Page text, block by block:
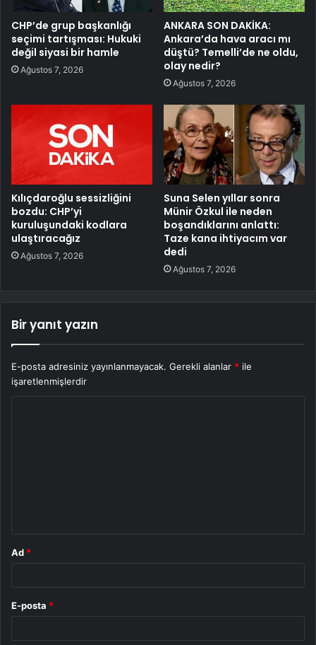
CHP’de grup başkanlığı
seçimi tartışması: Hukuki
değil siyasi bir hamle
Ağustos 7, 2026
ANKARA SON DAKİKA:
Ankara’da hava aracı mı
düştü? Temelli’de ne oldu,
olay nedir?
Ağustos 7, 2026
Kılıçdaroğlu sessizliğini
bozdu: CHP’yi
kuruluşundaki kodlara
ulaştıracağız
Ağustos 7, 2026
Suna Selen yıllar sonra
Münir Özkul ile neden
boşandıklarını anlattı:
Taze kana ihtiyacım var
dedi
Ağustos 7, 2026
Bir yanıt yazın
E-posta adresiniz yayınlanmayacak. Gerekli alanlar * ile
işaretlenmişlerdir
Ad *
E-posta *